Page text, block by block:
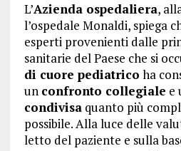
L’Azienda ospedaliera,
l’ospedale Monaldi, spiega
esperti provenienti dalle
sanitarie del Paese che si
di cuore pediatrico ha
un confronto collegiale e
condivisaquanto più
possibile. Alla luce delle
letto del paziente e sulla